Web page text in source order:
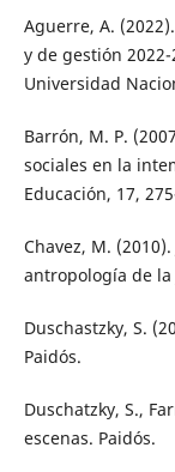
Aguerre, A.
y de gestión
Universidad
Barrón, M. P.
sociales en la
Educación, 17,
Chavez, M.
antropología de
Duschastzky, S.
Paidós.
Duschatzky, S.,
escenas. Paidós.